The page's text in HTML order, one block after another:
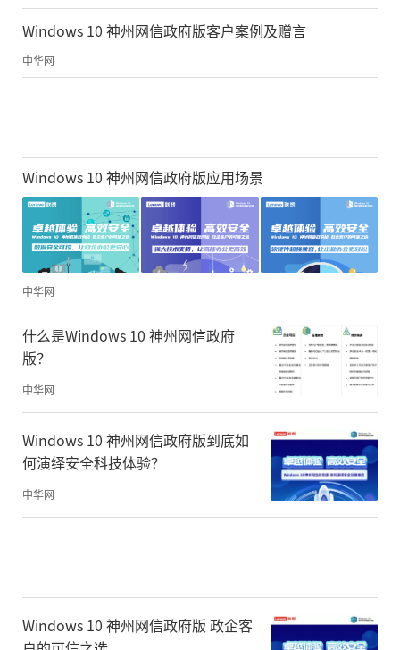
Windows 10 神州网信政府版客户案例及赠言
中华网
Windows 10 神州网信政府版应用场景
中华网
什么是Windows 10 神州网信政府
版？
中华网
Windows 10 神州网信政府版到底如
何演绎安全科技体验？
中华网
Windows 10 神州网信政府版 政企客